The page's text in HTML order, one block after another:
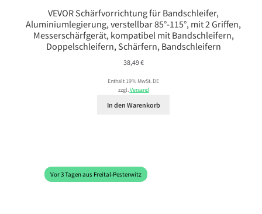
VEVOR Schärfvorrichtung für Bandschleifer,
Aluminiumlegierung, verstellbar 85°-115°, mit 2 Griffen,
Messerschärfgerät, kompatibel mit Bandschleifern,
Doppelschleifern, Schärfern, Bandschleifern
38,49€
Enthält 19% MwSt. DE
zzgl.Versand
In den Warenkorb
Vor 3 Tagen aus Freital-Pesterwitz